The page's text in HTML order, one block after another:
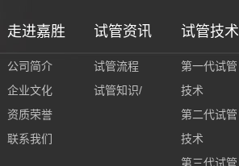
走进嘉胜
公司简介
企业文化
资质荣誉
联系我们
试管资讯
试管流程
试管知识/
试管技术
第一代试管
技术
第二代试管
技术
第三代试管